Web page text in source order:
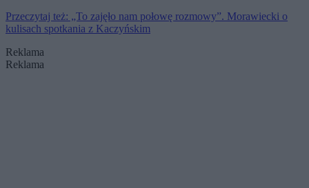
Przeczytaj też: „To zajęło nam połowę rozmowy”. Morawiecki o
kulisach spotkania z Kaczyńskim
Reklama
Reklama